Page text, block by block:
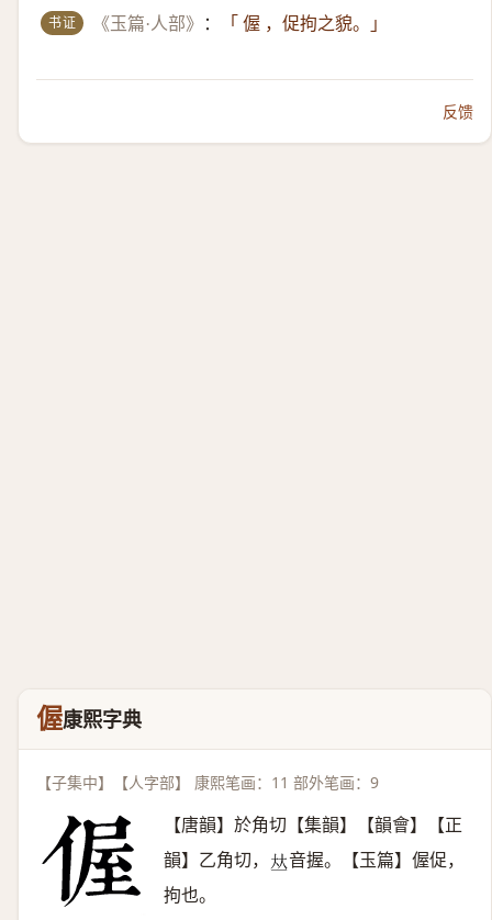
书证 《玉篇·人部》 ： 「 偓 ，促拘之貌。」
反馈
偓康熙字典
【子集中】【人字部】 康熙笔画：11 部外笔画：9
【唐韻】於角切【集韻】【韻會】【正
韻】乙角切， 𠀤音握。【玉篇】偓促，
拘也。